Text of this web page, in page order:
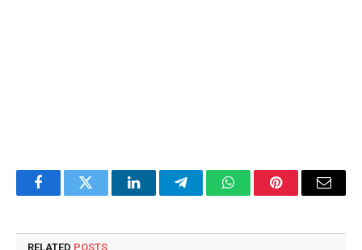
FacebookTwitter LinkedInTelegramWhatsAppPinterestEmail
RELATED POSTS